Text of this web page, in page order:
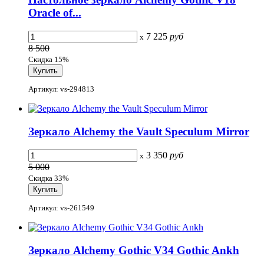
Oracle of...
x 7 225 руб
8 500
Скидка 15%
Артикул: vs-294813
Зеркало Alchemy the Vault Speculum Mirror
x 3 350 руб
5 000
Скидка 33%
Артикул: vs-261549
Зеркало Alchemy Gothic V34 Gothic Ankh